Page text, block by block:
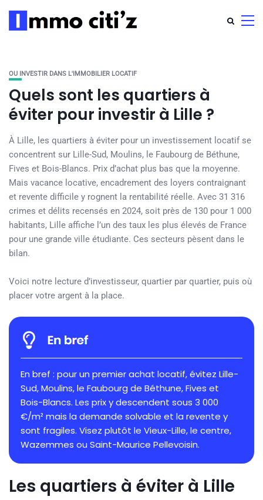
OU INVESTIR DANS L'IMMOBILIER LOCATIF
Quels sont les quartiers à
éviter pour investir à Lille ?
À Lille, les quartiers à éviter pour un investissement locatif se
concentrent sur Lille-Sud, Moulins, le Faubourg de Béthune,
Fives et Bois-Blancs. Prix d’achat plus bas que la moyenne.
Mais vacance locative, encadrement des loyers contraignant
et revente difficile y rognent la rentabilité réelle. Avec 31 316
crimes et délits recensés en 2024, soit près de 130 pour 1 000
habitants, Lille affiche l’un des taux les plus élevés de France
pour une grande ville étudiante. Ces secteurs pèsent dans le
bilan.
Voici notre lecture d’investisseur, quartier par quartier, puis où
placer votre argent à la place.
En bref : pour un premier achat locatif, évitez Lille-
Sud, Moulins, le Faubourg de Béthune, Fives et
Bois-Blancs. Les prix y descendent sous 3 000
€/m² mais la demande solvable et la revente y
sont fragiles. Visez plutôt le Vieux-Lille, le centre,
Wazemmes ou Saint-Maurice Pellevoisin.
Les quartiers à éviter à Lille